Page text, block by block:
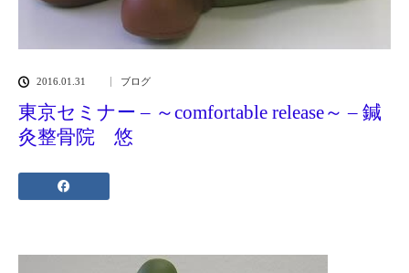
2016.01.31 ブログ
東京セミナー – ～comfortable release～ – 鍼
灸整骨院 悠